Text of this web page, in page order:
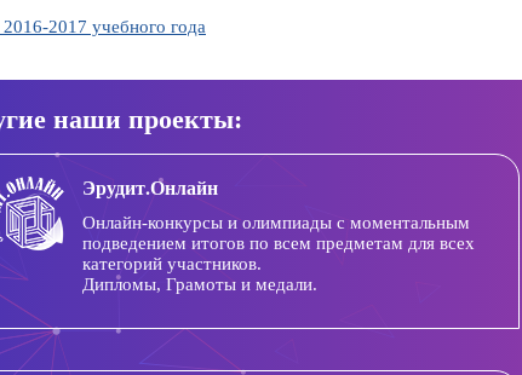
2016-2017 учебного года
наши проекты:
Эрудит.Онлайн
Онлайн-конкурсы и олимпиады с моментальным
подведением итогов по всем предметам для всех
категорий участников.
Дипломы, Грамоты и медали.